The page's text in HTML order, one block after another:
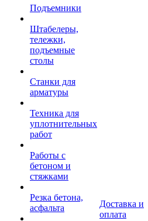
Подъемники
Штабелеры,
тележки,
подъемные
столы
Станки для
арматуры
Техника для
уплотнительных
работ
Работы с
бетоном и
стяжками
Резка бетона,
асфальта
Доставка и
оплата